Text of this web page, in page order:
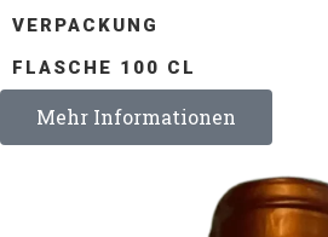
VERPACKUNG
FLASCHE 100 CL
Mehr Informationen